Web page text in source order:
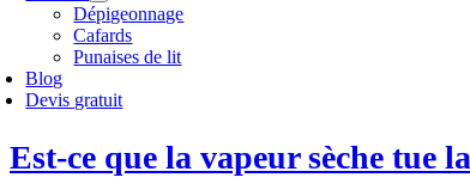
Dépigeonnage
Cafards
Punaises de lit
Blog
Devis gratuit
Est-ce que la vapeur sèche tue